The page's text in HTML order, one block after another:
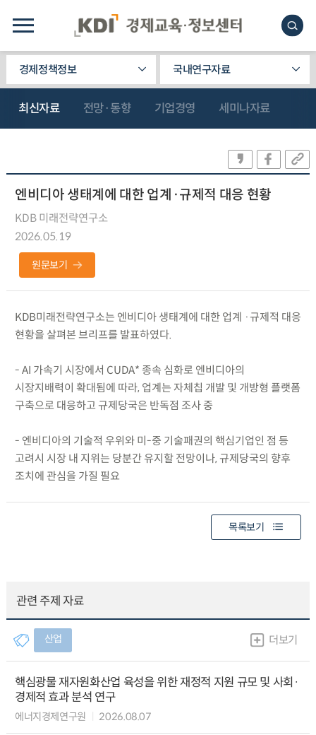
경제정책정보 국내연구자료
최신자료 전망·동향 기업경영 세미나자료
엔비디아 생태계에 대한 업계·규제적 대응 현황
KDB 미래전략연구소
2026.05.19
원문보기
KDB미래전략연구소는 엔비디아 생태계에 대한 업계 ·규제적 대응
현황을 살펴본 브리프를 발표하였다.
- AI 가속기 시장에서 CUDA* 종속 심화로 엔비디아의
시장지배력이 확대됨에 따라, 업계는 자체칩 개발 및 개방형 플랫폼
구축으로 대응하고 규제당국은 반독점 조사 중
- 엔비디아의 기술적 우위와 미-중 기술패권의 핵심기업인 점 등
고려시 시장 내 지위는 당분간 유지할 전망이나, 규제당국의 향후
조치에 관심을 가질 필요
목록보기
관련 주제 자료
산업 더보기
핵심광물 재자원화산업 육성을 위한 재정적 지원 규모 및 사회·
경제적 효과 분석 연구
에너지경제연구원 2026.08.07